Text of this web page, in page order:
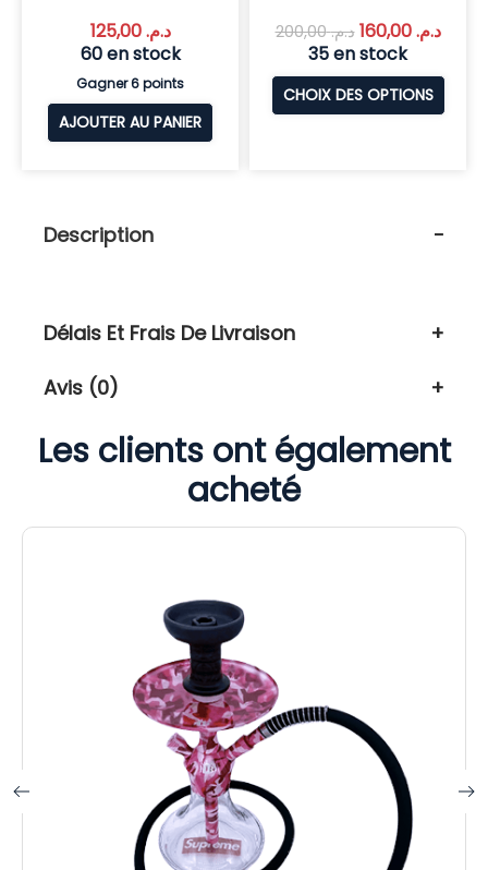
د.م.125,00
60 en stock
Gagner 6 points
AJOUTER AU PANIER
د.م.200,00 د.م.160,00
35 en stock
CHOIX DES OPTIONS
Description
Délais Et Frais De Livraison
Avis (0)
Les clients ont également
acheté